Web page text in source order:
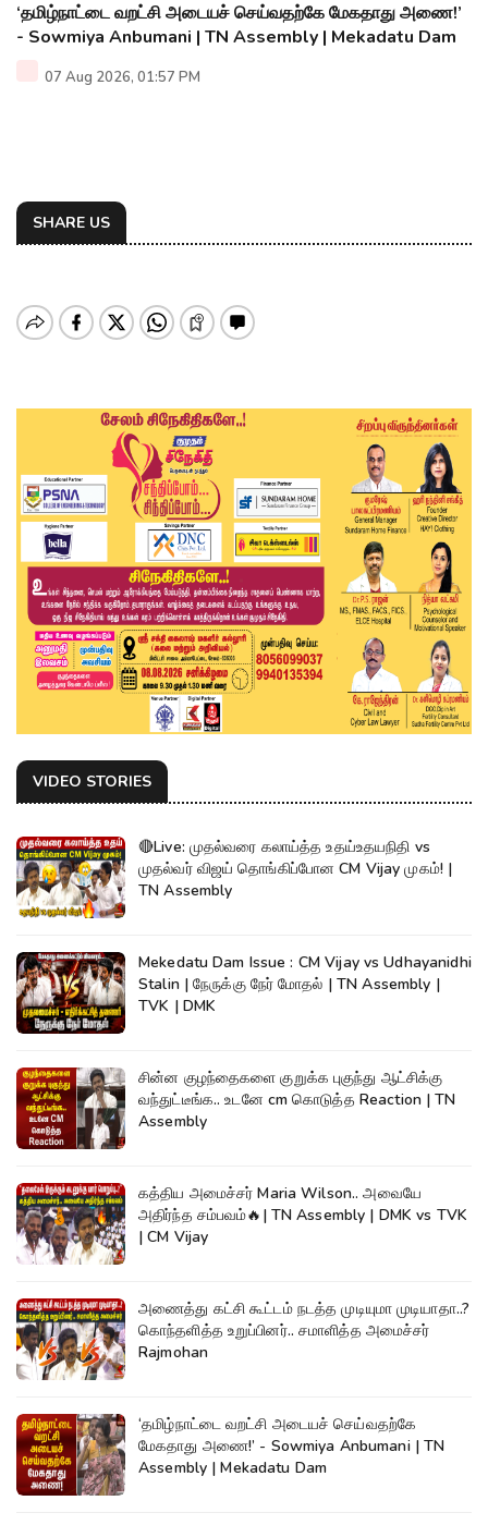
‘தமிழ்நாட்டை வறட்சி அடையச் செய்வதற்கே மேகதாது அணை!’
- Sowmiya Anbumani | TN Assembly | Mekadatu Dam
07 Aug 2026, 01:57 PM
SHARE US
VIDEO STORIES
🔴Live: முதல்வரை கலாய்த்த உதய்உதயநிதி vs
முதல்வர் விஜய் தொங்கிப்போன CM Vijay முகம்! |
TN Assembly
Mekedatu Dam Issue : CM Vijay vs Udhayanidhi
Stalin | நேருக்கு நேர் மோதல் | TN Assembly |
TVK | DMK
சின்ன குழந்தைகளை குறுக்க புகுந்து ஆட்சிக்கு
வந்துட்டீங்க.. உடனே cm கொடுத்த Reaction | TN
Assembly
கத்திய அமைச்சர் Maria Wilson.. அவையே
அதிர்ந்த சம்பவம்🔥| TN Assembly | DMK vs TVK
| CM Vijay
அணைத்து கட்சி கூட்டம் நடத்த முடியுமா முடியாதா..?
கொந்தளித்த உறுப்பினர்.. சமாளித்த அமைச்சர்
Rajmohan
‘தமிழ்நாட்டை வறட்சி அடையச் செய்வதற்கே
மேகதாது அணை!’ - Sowmiya Anbumani | TN
Assembly | Mekadatu Dam